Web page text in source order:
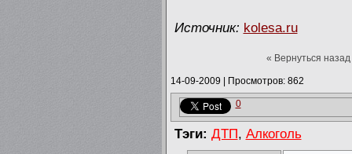
Источник: kolesa.ru
« Вернуться назад
14-09-2009 Просмотров: 862
0
Тэги: ДТП, Алкоголь